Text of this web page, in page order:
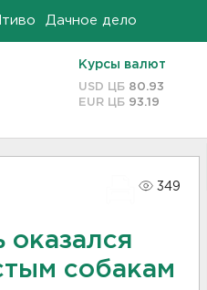
Дачное дело
Курсы валют
USD ЦБ 80.93
EUR ЦБ 93.19
349
оказался
собакам